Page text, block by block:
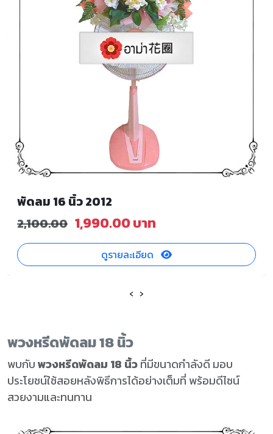
พัดลม 16 นิ้ว 2012
2,100.00 1,990.00 บาท
ดูรายละเอียด
‹ ›
พวงหรีดพัดลม 18 นิ้ว
พบกับพวงหรีดพัดลม 18 นิ้วที่มีขนาดกำลังดี มอบ
ประโยชน์ใช้สอยหลังพิธีการได้อย่างเต็มที่ พร้อมดีไซน์
สวยงามและทนทาน